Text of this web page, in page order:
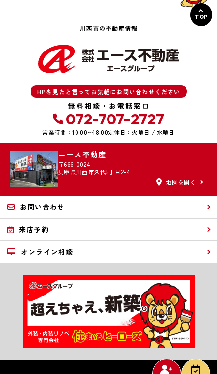
TOP
川西市の不動産情報
HPを見たと言ってお気軽にお問い合わせください
無料相談・お電話窓口
072-707-2727
営業時間：10:00〜18:00定休日：火曜日 / 水曜日
エース不動産
〒666-0024
兵庫県川西市久代5丁目2-4
地図を開く
お問い合わせ
来店予約
オンライン相談